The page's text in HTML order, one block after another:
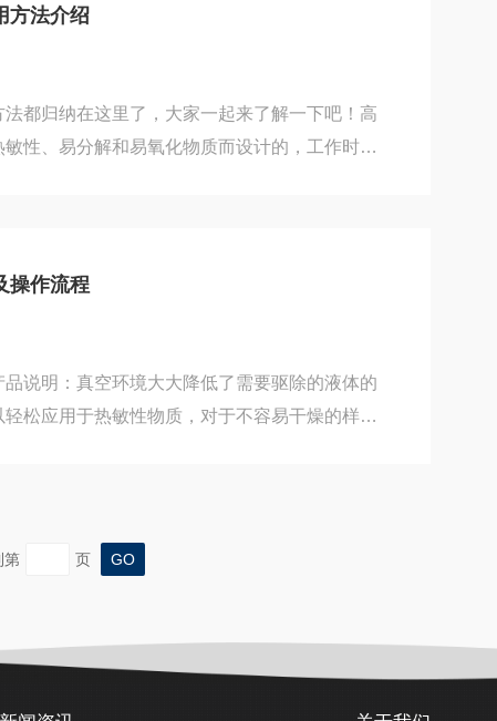
（如热应力、振动应力、电应力等）对于同一
二、环境条件的再现性在高低温交变试验箱试
然界存在...
方法介绍
都归纳在这里了，大家一起来了解一下吧！高
性、易分解和易氧化物质而设计的，工作时可
差增大，加快了木材内水分迁移速度。故干燥
干燥快3-7倍。二、能源利用率高。与常规干燥
不同，...
操作流程
说明：真空环境大大降低了需要驱除的液体的
松应用于热敏性物质，对于不容易干燥的样
3.箱门闭合松紧能调节，整体成型的硅橡胶门
。4.工作室采用抛光镜面不锈钢板制成，确保产
第 页